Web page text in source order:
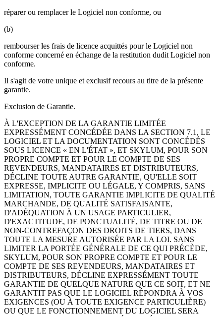
réparer ou remplacer le Logiciel non conforme, ou
(b)
rembourser les frais de licence acquittés pour le Logiciel non
conforme concerné en échange de la restitution dudit Logiciel non
conforme.
Il s'agit de votre unique et exclusif recours au titre de la présente
garantie.
Exclusion de Garantie.
À L'EXCEPTION DE LA GARANTIE LIMITÉE
EXPRESSÉMENT CONCÉDÉE DANS LA SECTION 7.1, LE
LOGICIEL ET LA DOCUMENTATION SONT CONCÉDÉS
SOUS LICENCE « EN L'ÉTAT », ET SKYLUM, POUR SON
PROPRE COMPTE ET POUR LE COMPTE DE SES
REVENDEURS, MANDATAIRES ET DISTRIBUTEURS,
DÉCLINE TOUTE AUTRE GARANTIE, QU'ELLE SOIT
EXPRESSE, IMPLICITE OU LÉGALE, Y COMPRIS, SANS
LIMITATION, TOUTE GARANTIE IMPLICITE DE QUALITÉ
MARCHANDE, DE QUALITÉ SATISFAISANTE,
D'ADÉQUATION À UN USAGE PARTICULIER,
D'EXACTITUDE, DE PONCTUALITÉ, DE TITRE OU DE
NON-CONTREFAÇON DES DROITS DE TIERS, DANS
TOUTE LA MESURE AUTORISÉE PAR LA LOI. SANS
LIMITER LA PORTÉE GÉNÉRALE DE CE QUI PRÉCÈDE,
SKYLUM, POUR SON PROPRE COMPTE ET POUR LE
COMPTE DE SES REVENDEURS, MANDATAIRES ET
DISTRIBUTEURS, DÉCLINE EXPRESSÉMENT TOUTE
GARANTIE DE QUELQUE NATURE QUE CE SOIT, ET NE
GARANTIT PAS QUE LE LOGICIEL RÉPONDRA À VOS
EXIGENCES (OU À TOUTE EXIGENCE PARTICULIÈRE)
OU QUE LE FONCTIONNEMENT DU LOGICIEL SERA